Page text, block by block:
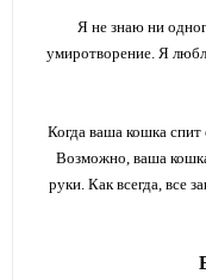
Я не знаю ни
умиротворение. Я
Когда ваша кошка
Возможно, ваша
руки. Как всегда, все